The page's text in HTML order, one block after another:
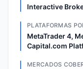
Interactive
PLATAFORMAS
MetaTrader 4,
Capital.com
MERCADOS